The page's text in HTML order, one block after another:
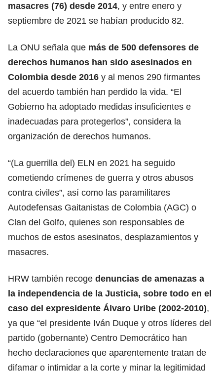
masacres (76) desde 2014, y entre enero y
septiembre de 2021 se habían producido 82.
La ONU señala que más de 500 defensores de
derechos humanos han sido asesinados en
Colombia desde 2016 y al menos 290 firmantes
del acuerdo también han perdido la vida. “El
Gobierno ha adoptado medidas insuficientes e
inadecuadas para protegerlos”, considera la
organización de derechos humanos.
“(La guerrilla del) ELN en 2021 ha seguido
cometiendo crímenes de guerra y otros abusos
contra civiles”, así como las paramilitares
Autodefensas Gaitanistas de Colombia (AGC) o
Clan del Golfo, quienes son responsables de
muchos de estos asesinatos, desplazamientos y
masacres.
HRW también recoge denuncias de amenazas a
la independencia de la Justicia, sobre todo en el
caso del expresidente Álvaro Uribe (2002-2010),
ya que “el presidente Iván Duque y otros líderes del
partido (gobernante) Centro Democrático han
hecho declaraciones que aparentemente tratan de
difamar o intimidar a la corte y minar la legitimidad